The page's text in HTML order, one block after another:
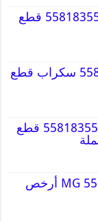
قطع غيار سيارات كورية 55818355 قطع
قطع غيار كاديلاك 55818355 سكراب قطع
قطع غيار سيارات المانية 55818355 قطع
قطع غيار أم جي MG 55818355 أرخص